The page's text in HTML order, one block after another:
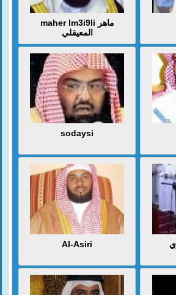
maher lm3i9li ماهر
المعيقلي
sodaysi
Al-Asiri